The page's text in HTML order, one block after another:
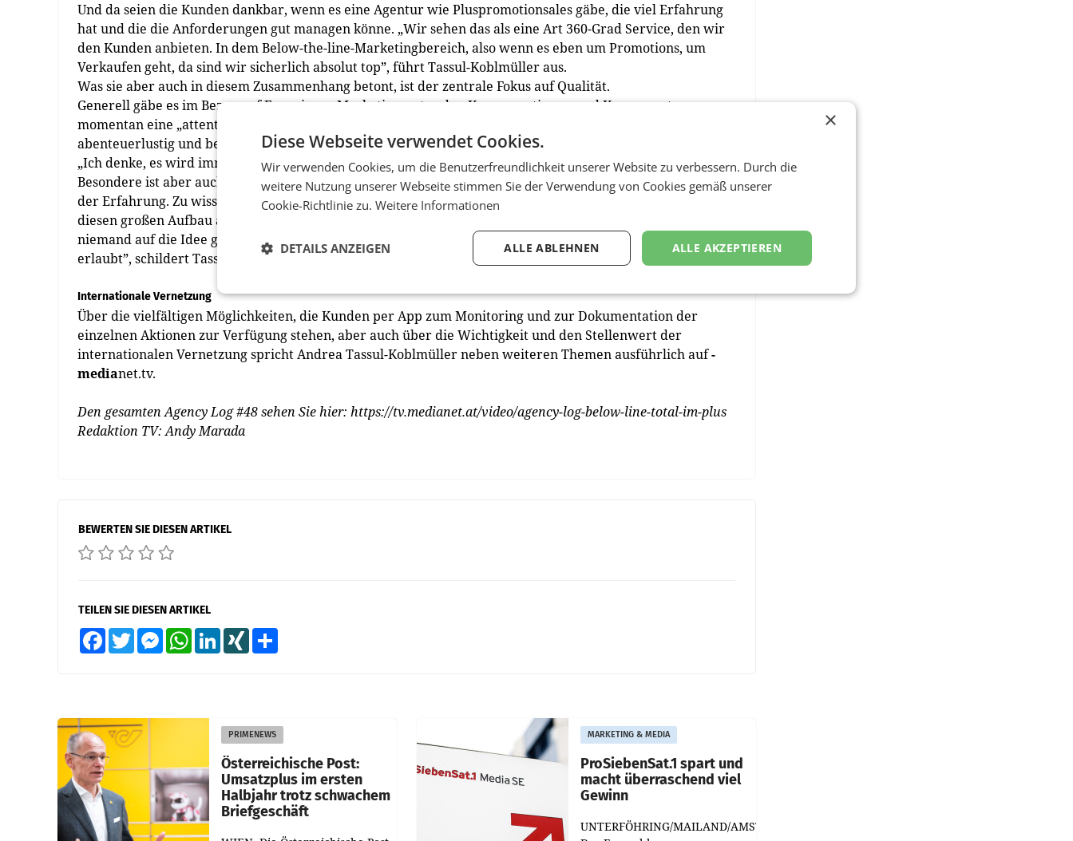
Und da seien die Kunden dankbar, wenn es eine Agentur wie Pluspromotionsales gäbe, die viel Erfahrung
hat und die die Anforderungen gut managen könne. „Wir sehen das als eine Art 360-Grad Service, den wir
den Kunden anbieten. In dem Below-the-line-Marketingbereich, also wenn es eben um Promotions, um
Verkaufen geht, da sind wir sicherlich absolut top”, führt Tassul-Koblmüller aus.
Was sie aber auch in diesem Zusammenhang betont, ist der zentrale Fokus auf Qualität.
Generell gäbe es im Bezug auf Experience Marketing unter den Konsumentinnen und Konsumenten
momentan eine „attention-recession”, eine Rezession der Aufmerksamkeit. Die Menschen seien
abenteuerlustig und bereit, sich auf neue Dinge einzulassen und diese müsse man letztendlich auch bieten.
„Ich denke, es wird immer wichtiger werden, wie kreativ eine Agentur ist, wie viele Ideen sie hat. Das
Besondere ist aber auch, dass es nicht einfach Kreativität ist, sondern es ist diese Kreativität, gepaart mit
der Erfahrung. Zu wissen,
geht. Ich zitiere immer gerne die Kunden, die sagen: ‚Und dann machen wir
diesen großen Aufbau am Stephansplatz.' Das hat nur einen ganz kleinen Haken, warum ist denn da
niemand auf die Idee gekommen, da so einen großen Aufbau zu machen? Es ist schlicht und einfach nicht
erlaubt”, schildert Tassul-Kobl-müller.
Internationale Vernetzung
Über die vielfältigen Möglichkeiten, die Kunden per App zum Monitoring und zur Dokumentation der
einzelnen Aktionen zur Verfügung stehen, aber auch über die Wichtigkeit und den Stellenwert der
internationalen Vernetzung spricht Andrea Tassul-Koblmüller neben weiteren Themen ausführlich auf­
medianet.tv.
Den gesamten Agency Log #48 sehen Sie hier: https://tv.medianet.at/video/agency-log-below-line-total-im-plus
Redaktion TV: Andy Marada
BEWERTEN SIE DIESEN ARTIKEL
TEILEN SIE DIESEN ARTIKEL
FacebookTwitter MessengerWhatsAppLinkedInXING
PRIMENEWS
Österreichische Post:
Umsatzplus im ersten
Halbjahr trotz schwachem
Briefgeschäft
MARKETING & MEDIA
ProSiebenSat.1 spart und
macht überraschend viel
Gewinn
UNTERFÖHRING/MAILAND/AMSTERDAM.
×
Diese Webseite verwendet Cookies.
Wir verwenden Cookies, um die Benutzerfreundlichkeit unserer Website zu verbessern. Durch die
weitere Nutzung unserer Webseite stimmen Sie der Verwendung von Cookies gemäß unserer
Cookie-Richtlinie zu. Weitere Informationen
ALLE AKZEPTIEREN
ALLE ABLEHNEN
DETAILS ANZEIGEN